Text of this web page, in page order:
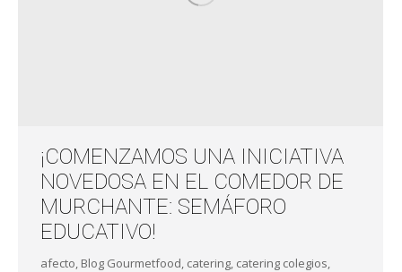
¡COMENZAMOS UNA INICIATIVA
NOVEDOSA EN EL COMEDOR DE
MURCHANTE: SEMÁFORO
EDUCATIVO!
afecto Blog Gourmetfood catering catering colegios